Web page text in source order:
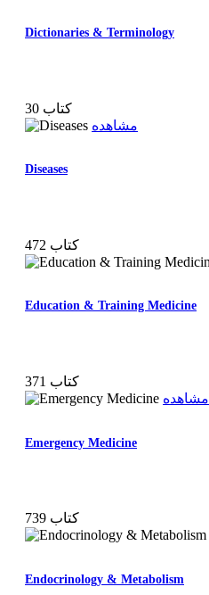
Dictionaries & Terminology
30 کتاب
مشاهده
Diseases
472 کتاب
Education & Training Medicine
371 کتاب
مشاهده
Emergency Medicine
739 کتاب
Endocrinology & Metabolism